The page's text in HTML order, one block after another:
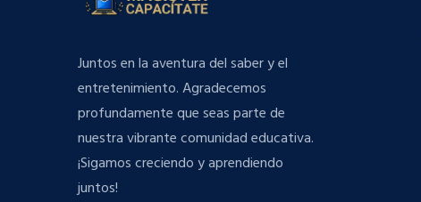
Juntos en la aventura del saber y el
entretenimiento. Agradecemos
profundamente que seas parte de
nuestra vibrante comunidad educativa.
¡Sigamos creciendo y aprendiendo
juntos!